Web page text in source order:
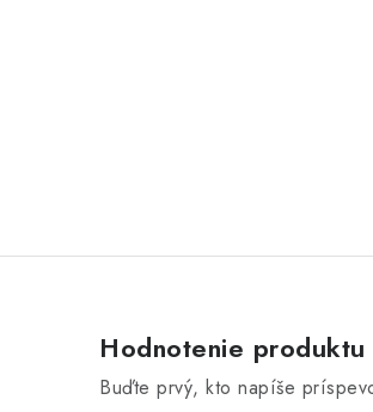
Hodnotenie
Buďte prvý, kto napíše